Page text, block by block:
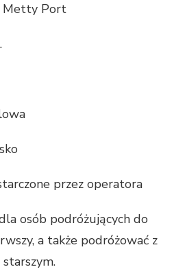
Metty Port
przez operatora
osób podróżujących do
a także podróżować z